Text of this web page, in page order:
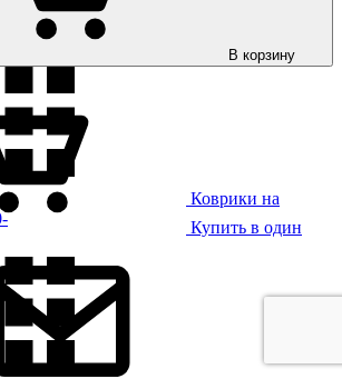
Коврики на
В корзину
Купить в один